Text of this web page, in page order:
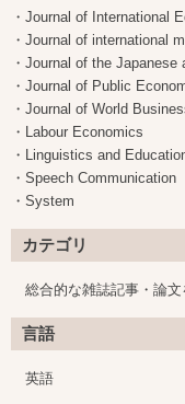
・Journal of International
・Journal of international
・Journal of the
・Journal of Public
・Journal of World
・Labour Economics
・Linguistics and
・Speech Communication
・System
カテゴリ
総合的な雑誌記事・論文
言語
英語